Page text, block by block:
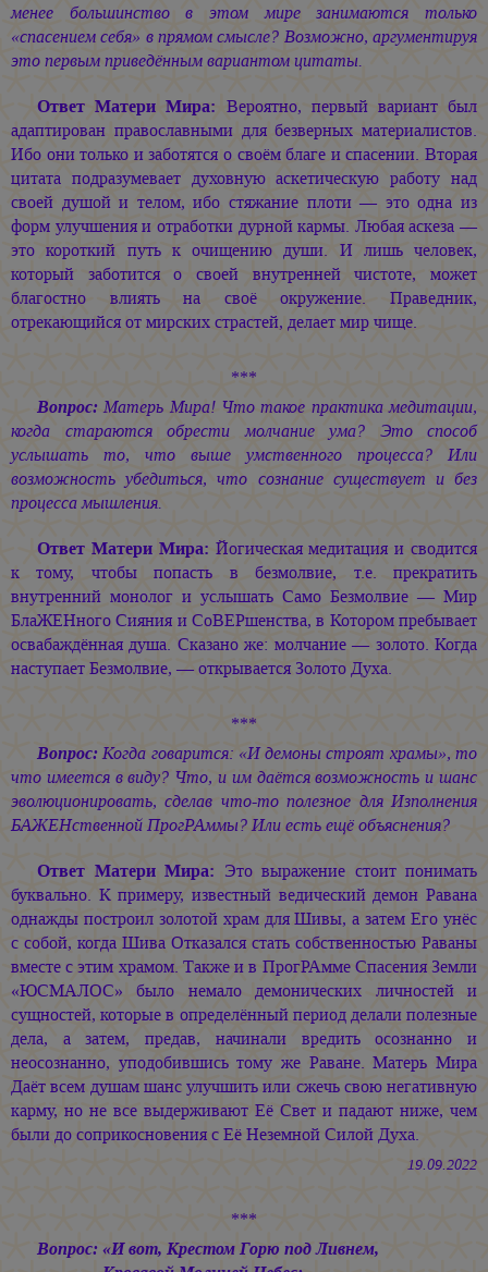
менее большинство в этом мире занимаются только
«спасением себя» в прямом смысле? Возможно, аргументируя
это первым приведённым вариантом цитаты.
Ответ Матери Мира: Вероятно, первый вариант был
адаптирован православными для безверных материалистов.
Ибо они только и заботятся о своём благе и спасении. Вторая
цитата подразумевает духовную аскетическую работу над
своей душой и телом, ибо стяжание плоти — это одна из
форм улучшения и отработки дурной кармы. Любая аскеза —
это короткий путь к очищению души. И лишь человек,
который заботится о своей внутренней чистоте, может
благостно влиять на своё окружение. Праведник,
отрекающийся от мирских страстей, делает мир чище.
***
Вопрос: Матерь Мира! Что такое практика медитации,
когда стараются обрести молчание ума? Это способ
услышать то, что выше умственного процесса? Или
возможность убедиться, что сознание существует и без
процесса мышления.
Ответ Матери Мира: Йогическая медитация и сводится
к тому, чтобы попасть в безмолвие, т.е. прекратить
внутренний монолог и услышать Само Безмолвие — Мир
БлаЖЕНного Сияния и СоВЕРшенства, в Котором пребывает
освабаждённая душа. Сказано же: молчание — золото. Когда
наступает Безмолвие, — открывается Золото Духа.
***
Вопрос: Когда говарится: «И демоны строят храмы», то
что имеется в виду? Что, и им даётся возможность и шанс
эволюционировать, сделав что-то полезное для Изполнения
БАЖЕНственной ПрогРАммы? Или есть ещё объяснения?
Ответ Матери Мира: Это выражение стоит понимать
буквально. К примеру, известный ведический демон Равана
однажды построил золотой храм для Шивы, а затем Его унёс
с собой, когда Шива Отказался стать собственностью Раваны
вместе с этим храмом. Также и в ПрогРАмме Спасения Земли
«ЮСМАЛОС» было немало демонических личностей и
сущностей, которые в определённый период делали полезные
дела, а затем, предав, начинали вредить осознанно и
неосознанно, уподобившись тому же Раване. Матерь Мира
Даёт всем душам шанс улучшить или сжечь свою негативную
карму, но не все выдерживают Её Свет и падают ниже, чем
были до соприкосновения с Её Неземной Силой Духа.
19.09.2022
***
Вопрос: «И вот, Крестом Горю под Ливнем,